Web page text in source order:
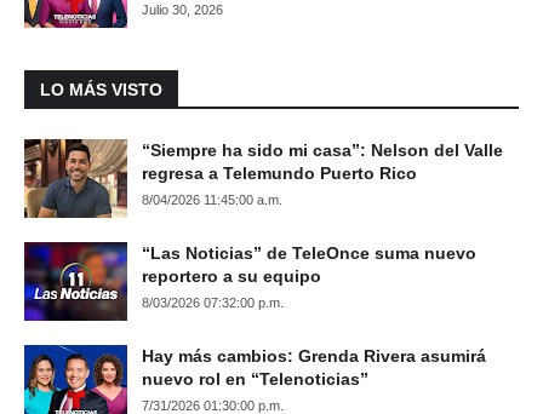
Julio 30, 2026
LO MÁS VISTO
“Siempre ha sido mi casa”: Nelson del Valle
regresa a Telemundo Puerto Rico
8/04/2026 11:45:00 a.m.
“Las Noticias” de TeleOnce suma nuevo
reportero a su equipo
8/03/2026 07:32:00 p.m.
Hay más cambios: Grenda Rivera asumirá
nuevo rol en “Telenoticias”
7/31/2026 01:30:00 p.m.